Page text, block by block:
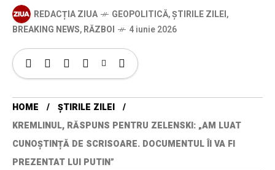
REDACȚIA ZIUA GEOPOLITICĂ,ȘTIRILE ZILEI,
BREAKING NEWS,RĂZBOI 4 iunie 2026
HOME
ȘTIRILE ZILEI
KREMLINUL, RĂSPUNS PENTRU ZELENSKI: „AM LUAT
CUNOȘTINȚĂ DE SCRISOARE. DOCUMENTUL ÎI VA FI
PREZENTAT LUI PUTIN”